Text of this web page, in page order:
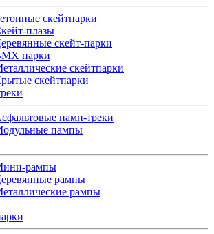
скейтпарки
скейт‑парки
парки
скейтпарки
скейтпарки
памп‑треки
пампы
рампы
рампы
рампы